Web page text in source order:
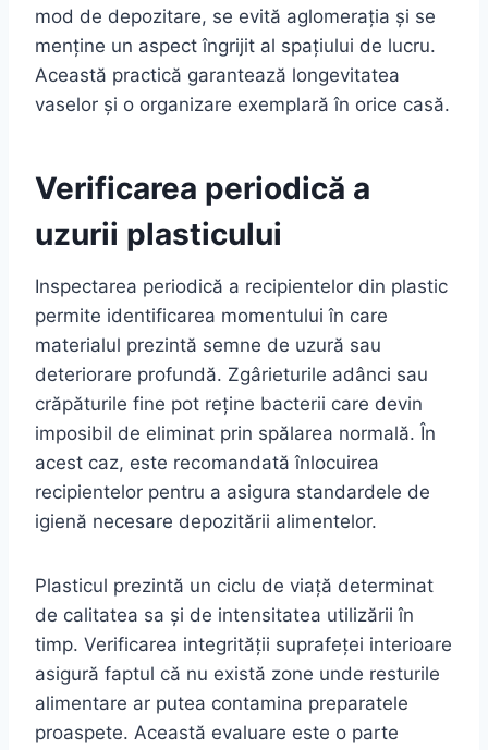
mod de depozitare, se evită aglomerația și se
menține un aspect îngrijit al spațiului de lucru.
Această practică garantează longevitatea
vaselor și o organizare exemplară în orice casă.
Verificarea periodică a
uzurii plasticului
Inspectarea periodică a recipientelor din plastic
permite identificarea momentului în care
materialul prezintă semne de uzură sau
deteriorare profundă. Zgârieturile adânci sau
crăpăturile fine pot reține bacterii care devin
imposibil de eliminat prin spălarea normală. În
acest caz, este recomandată înlocuirea
recipientelor pentru a asigura standardele de
igienă necesare depozitării alimentelor.
Plasticul prezintă un ciclu de viață determinat
de calitatea sa și de intensitatea utilizării în
timp. Verificarea integrității suprafeței interioare
asigură faptul că nu există zone unde resturile
alimentare ar putea contamina preparatele
proaspete. Această evaluare este o parte